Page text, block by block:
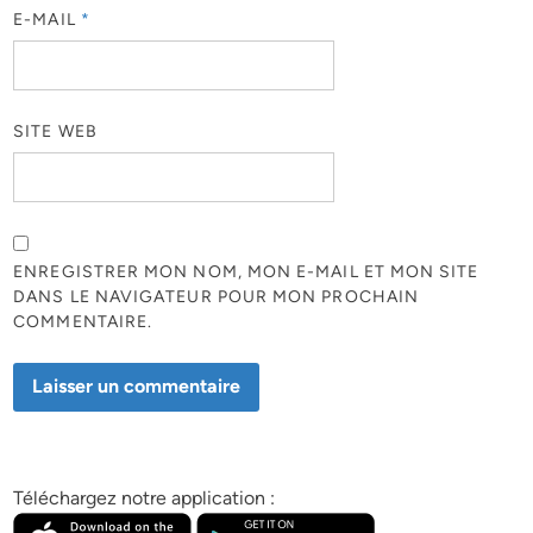
E-MAIL *
SITE WEB
ENREGISTRER MON NOM, MON E-MAIL ET MON SITE
DANS LE NAVIGATEUR POUR MON PROCHAIN
COMMENTAIRE.
Téléchargez notre application :